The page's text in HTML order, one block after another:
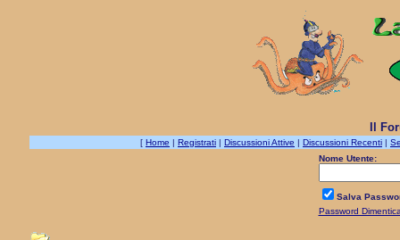
Il
[ Home | Registrati | Discussioni Attive | Discussioni Recenti |
Nome Utente:
Salva
Password